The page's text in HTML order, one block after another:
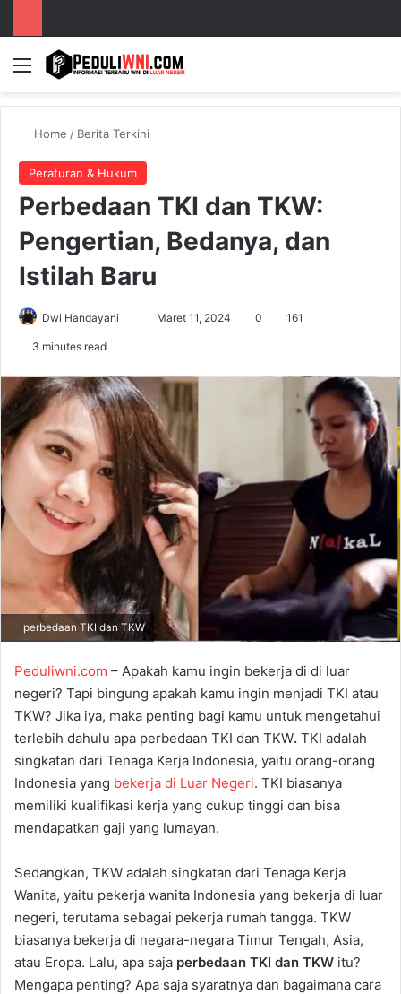
Menu
Home / Berita Terkini
Peraturan & Hukum
Perbedaan TKI dan TKW:
Pengertian, Bedanya, dan
Istilah Baru
Dwi Handayani
d
a
n
e
m
Maret 11, 2024 0 161
3 minutes read
perbedaan TKI dan TKW
Peduliwni.com – Apakah kamu ingin bekerja di di luar
negeri? Tapi bingung apakah kamu ingin menjadi TKI atau
TKW? Jika iya, maka penting bagi kamu untuk mengetahui
terlebih dahulu apa perbedaan TKI dan TKW. TKI adalah
singkatan dari Tenaga Kerja Indonesia, yaitu orang-orang
Indonesia yang bekerja di Luar Negeri. TKI biasanya
memiliki kualifikasi kerja yang cukup tinggi dan bisa
mendapatkan gaji yang lumayan.
Sedangkan, TKW adalah singkatan dari Tenaga Kerja
Wanita, yaitu pekerja wanita Indonesia yang bekerja di luar
negeri, terutama sebagai pekerja rumah tangga. TKW
biasanya bekerja di negara-negara Timur Tengah, Asia,
atau Eropa. Lalu, apa saja perbedaan TKI dan TKW itu?
Mengapa penting? Apa saja syaratnya dan bagaimana cara